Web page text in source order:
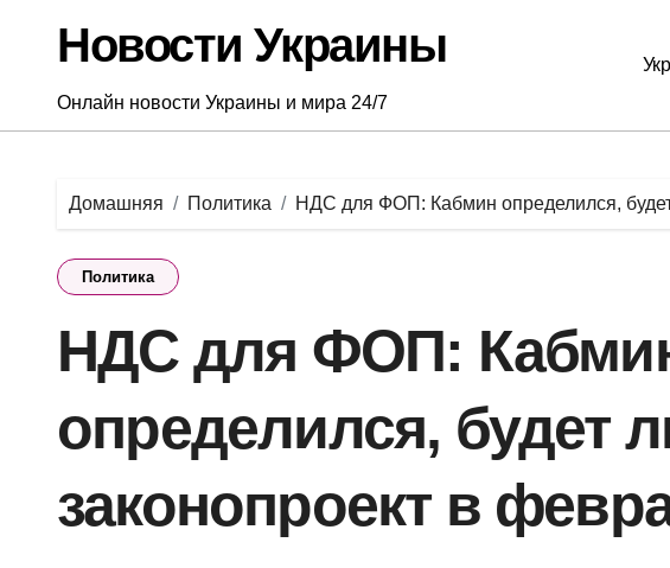
содержаниюНовости Украины
Онлайн новости Украины и мира 24/7
Домашняя Политика НДС для ФОП: Кабмин определился,
Политика
НДС для ФОП:
определился, будет
законопроект в